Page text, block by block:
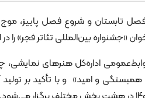
تابستان و شروع فصل پاییز،
«جشنواره بین‌المللی تئاتر فجر» را در
اداره‌کل هنرهای
همبستگی و امید» و با تأکید بر تولید